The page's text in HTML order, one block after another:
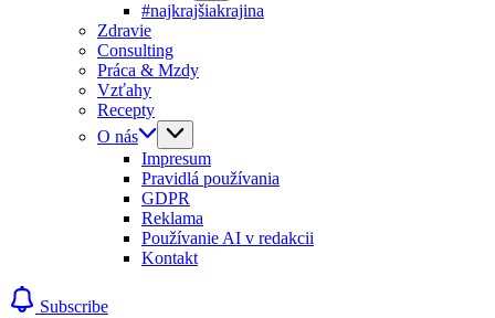
#najkrajšiakrajina
Zdravie
Consulting
Práca & Mzdy
Vzťahy
Recepty
O nás
Impresum
Pravidlá používania
GDPR
Reklama
Používanie AI v redakcii
Kontakt
Subscribe